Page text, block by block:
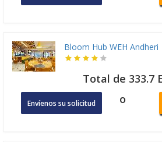
Bloom Hub WEH Andheri
Total de 333.7
Envíenos su solicitud o